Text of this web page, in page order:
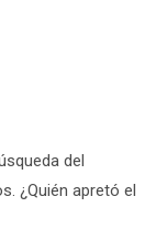
del
¿Quién apretó el